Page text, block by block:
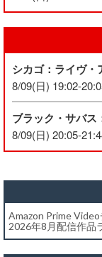
シカゴ：ライヴ・
8/09(日) 19:02-
ブラック・サバス
8/09(日) 20:05-
Amazon Prime
2026年8月配信作品